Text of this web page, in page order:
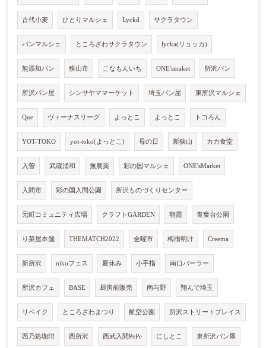
古代小麦 ひとりマルシェ Lyckd サクラタウン
パンマルシェ ところざわサクラタウン lycka(リュッカ)
無添加パン 狭山市 こなもんいち ONE'smaket 所沢パン
所沢パン屋 シンサヤママーケット 埼玉パン屋 東所沢マルシェ
Que ヴィーナスリーグ よっとこ よっとこ トコろん
YOT-TOKO yot-toko(よっとこ) 母の日 新狭山 カカ食堂
入曽 武蔵浦和 無農薬 彩の国マルシェ ONE'sMarket
入間市 彩の国入間公園 所沢ものづくりセンター
元町コミュニティ広場 クラフトGARDEN 朝霞 青葉台公園
り菜屋本舗 THEMATCH2022 金曜市 梅雨明け Creema
新所沢 nikoフェス 夏休み 小手指 南口パーラー
所沢カフェ BASE 厨房前販売 南与野 翔んで埼玉
リベイク ところざわまつり 航空公園 所沢ストリートプレイス
西乃処珈琲 西所沢 西武入間PePe にしとこ 東所沢パン屋